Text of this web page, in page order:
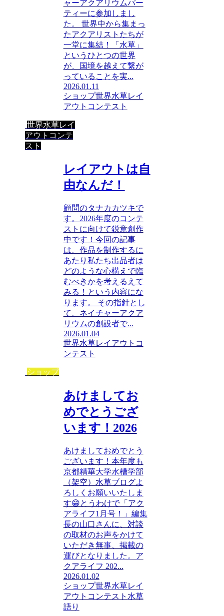
ャーアクアリウムパー
ティーに参加しまし
た。 世界中から集まっ
たアクアリストたちが
一堂に集結！「水草」
というひとつの世界
が、国境を越えて繋が
っていることを実...
2026.01.11
ショップ世界水草レイ
アウトコンテスト
世界水草レイ
アウトコンテ
スト
レイアウトは自
由なんだ！
顧問のタナカカツキで
す。2026年度のコンテ
ストに向けて鋭意創作
中です！今回の記事
は、作品を制作するに
あたり私たち出品者は
どのような心構えで臨
むべきかを考えるえて
みる！という内容にな
ります。 その指針とし
て、ネイチャーアクア
リウムの創設者で...
2026.01.04
世界水草レイアウトコ
ンテスト
ショップ
あけましてお
めでとうござ
います！2026
あけましておめでとう
ございます！本年度も
京都精華大学水槽学部
（架空）水草ブログよ
ろしくお願いいたしま
す😁とうわけで「アク
アライフ1月号！」編集
長の山口さんに、対談
の取材のお声をかけて
いただき無事、掲載の
運びとなりました。ア
クアライフ 202...
2026.01.02
ショップ世界水草レイ
アウトコンテスト 水草
語り